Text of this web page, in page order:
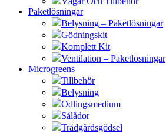
Paketlösningar
Belysning – Paketlösningar
Gödningskit
Komplett Kit
Ventilation – Paketlösningar
Microgreens
Tillbehör
Belysning
Odlingsmedium
Sålådor
Trädgårdsgödsel